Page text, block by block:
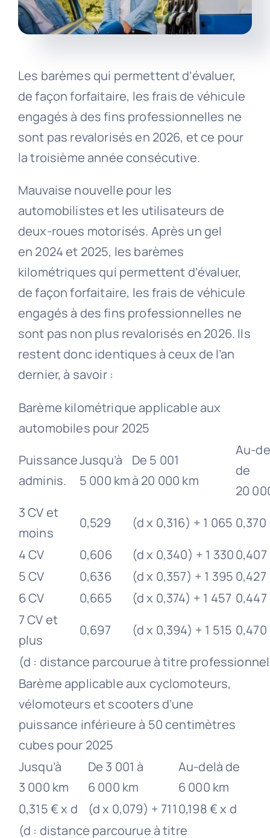
Les barèmes qui permettent d’évaluer,
de façon forfaitaire, les frais de véhicule
engagés à des fins professionnelles ne
sont pas revalorisés en 2026, et ce pour
la troisième année consécutive.
Mauvaise nouvelle pour les
automobilistes et les utilisateurs de
deux-roues motorisés. Après un gel
en 2024 et 2025, les barèmes
kilométriques qui permettent d’évaluer,
de façon forfaitaire, les frais de véhicule
engagés à des fins professionnelles ne
sont pas non plus revalorisés en 2026. Ils
restent donc identiques à ceux de l’an
dernier, à savoir :
Barème kilométrique applicable aux
automobiles pour 2025
Puissance
adminis.
Jusqu’à
5 000 km
De 5 001
à 20 000 km
Au-
de
20
3 CV et
moins
0,529 (d x 0,316) + 1 065 0,370
4 CV
0,606 (d x 0,340) + 1 3300,407
5 CV
0,636 (d x 0,357) + 1 395 0,427
6 CV
0,665 (d x 0,374) + 1 457 0,447
7 CV et
plus
0,697 (d x 0,394) + 1 515 0,470
(d : distance parcourue à titre
Barème applicable aux cyclomoteurs,
vélomoteurs et scooters d’une
puissance inférieure à 50 centimètres
cubes pour 2025
Jusqu’à
3 000 km
De 3 001 à
6 000 km
Au-delà de
6 000 km
0,315 € x d
(d x 0,079) + 7110,198 € x d
(d : distance parcourue à titre